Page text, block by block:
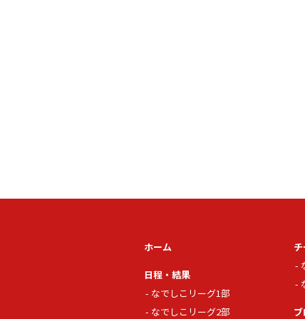
ホーム
日程・結果
なでしこリーグ1部
なでしこリーグ2部